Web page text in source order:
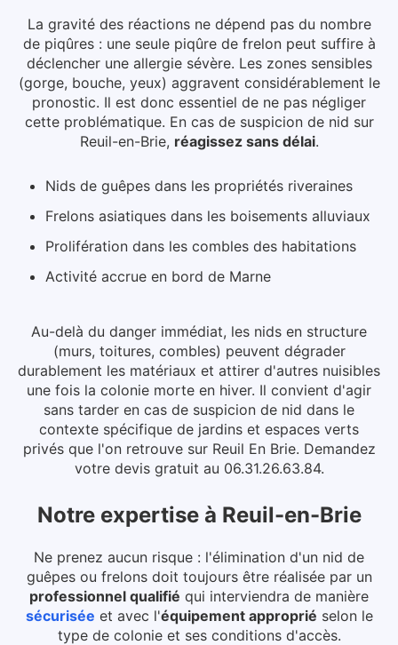
La gravité des réactions ne dépend pas du nombre
de piqûres : une seule piqûre de frelon peut suffire à
déclencher une allergie sévère. Les zones sensibles
(gorge, bouche, yeux) aggravent considérablement le
pronostic. Il est donc essentiel de ne pas négliger
cette problématique. En cas de suspicion de nid sur
Reuil-en-Brie, réagissez sans délai.
Nids de guêpes dans les propriétés riveraines
Frelons asiatiques dans les boisements alluviaux
Prolifération dans les combles des habitations
Activité accrue en bord de Marne
Au-delà du danger immédiat, les nids en structure
(murs, toitures, combles) peuvent dégrader
durablement les matériaux et attirer d'autres nuisibles
une fois la colonie morte en hiver. Il convient d'agir
sans tarder en cas de suspicion de nid dans le
contexte spécifique de jardins et espaces verts
privés que l'on retrouve sur Reuil En Brie. Demandez
votre devis gratuit au 06.31.26.63.84.
Notre expertise à Reuil-en-Brie
Ne prenez aucun risque : l'élimination d'un nid de
guêpes ou frelons doit toujours être réalisée par un
professionnel qualifié qui interviendra de manière
sécurisée et avec l'équipement approprié selon le
type de colonie et ses conditions d'accès.